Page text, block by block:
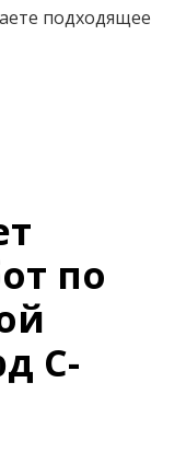
подходящее
по
С-